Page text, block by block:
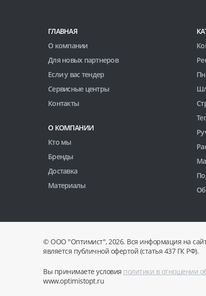
ГЛАВНАЯ
О компании
Для новых партнеров
Если у вас тендер
Сервисные центры
Контакты
О КОМПАНИИ
Кто мы
Бренды
Доставка
Материалы
© ООО "Оптимист", 2026. Вся информация на
является публичной офертой (статья 437 ГК РФ).
Вы принимаете условия политики в отношении
www.optimistopt.ru